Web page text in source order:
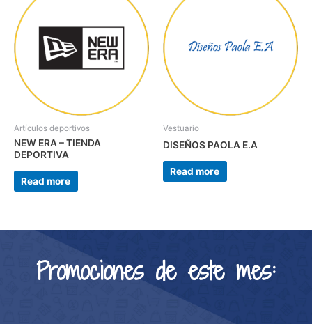
Artículos deportivos
NEW ERA – TIENDA
DEPORTIVA
Read more
Vestuario
DISEÑOS PAOLA E.A
Read more
Promociones de este mes: